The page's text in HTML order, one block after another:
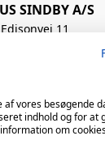
SINDBY A/S
Edisonvej 11
Åbningstider
– 16:00 / Fre: 8:00
af vores besøgende
indhold og for at
om